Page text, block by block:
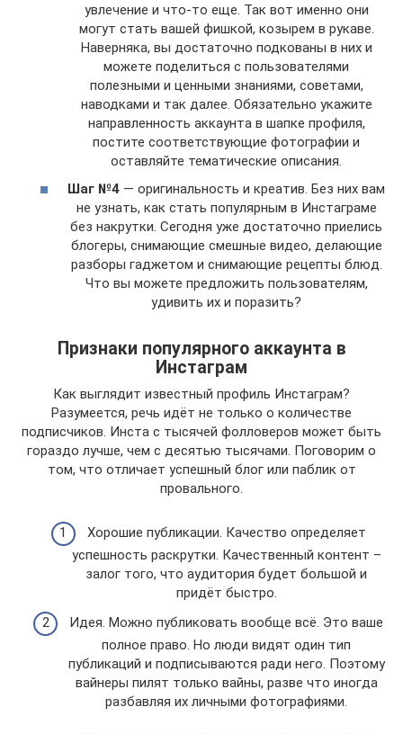
увлечение и что-то еще. Так вот именно они
могут стать вашей фишкой, козырем в рукаве.
Наверняка, вы достаточно подкованы в них и
можете поделиться с пользователями
полезными и ценными знаниями, советами,
наводками и так далее. Обязательно укажите
направленность аккаунта в шапке профиля,
постите соответствующие фотографии и
оставляйте тематические описания.
Шаг №4 — оригинальность и креатив. Без них вам
не узнать, как стать популярным в Инстаграме
без накрутки. Сегодня уже достаточно приелись
блогеры, снимающие смешные видео, делающие
разборы гаджетом и снимающие рецепты блюд.
Что вы можете предложить пользователям,
удивить их и поразить?
Признаки популярного аккаунта в
Инстаграм
Как выглядит известный профиль Инстаграм?
Разумеется, речь идёт не только о количестве
подписчиков. Инста с тысячей фолловеров может быть
гораздо лучше, чем с десятью тысячами. Поговорим о
том, что отличает успешный блог или паблик от
провального.
Хорошие публикации. Качество определяет
успешность раскрутки. Качественный контент –
залог того, что аудитория будет большой и
придёт быстро.
Идея. Можно публиковать вообще всё. Это ваше
полное право. Но люди видят один тип
публикаций и подписываются ради него. Поэтому
вайнеры пилят только вайны, разве что иногда
разбавляя их личными фотографиями.